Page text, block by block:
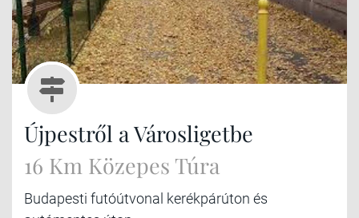
Újpestről a Városligetbe
16 Km Közepes Túra
Budapesti futóútvonal kerékpárúton és